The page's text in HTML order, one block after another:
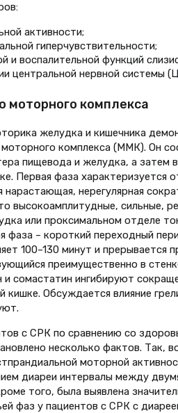
активности;
гиперчувствительности;
и воспалительной функций
центральной нервной системы
моторного комплекса
желудка и кишечника
комплекса (ММК). Он
пищевода и желудка, а затем
Первая фаза
нерегулярная
высокоамплитудные, сильные,
или проксимальном отделе
фаза – короткий переходный
100–130 минут и
преимущественно в
сомастатин ингибируют
кишке. Обсуждается влияние
с СРК по сравнению со
несколько фактов. Так,
моторной
диареи интервалы между
того, была выявлена
фаз у пациентов с СРК с